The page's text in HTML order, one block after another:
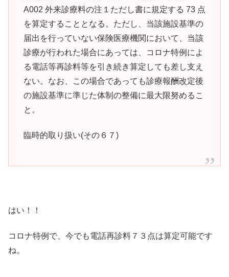
A002 外来診療料の注１ただし書に規定する 73 点
を算定することとなる。ただし、当該施設基準の
届出を行っていない保険医療機関において、当該
診療が行われた場合にあっては、コロナ特例によ
る電話等再診料等を引き続き算定しても差し支え
ない。なお、この場合であっても診療報酬改定後
の施設基準に準じた体制の整備に最大限努めるこ
と。
臨時的取り扱い(その６７)
はい！！
コロナ特例で、今でも電話再診料７３点は算定可能です
ね。